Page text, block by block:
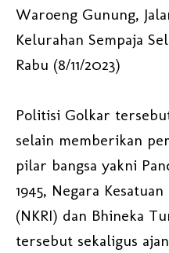
Waroeng Gunung,
Kelurahan Sempaja
Rabu (8/11/2023)
Politisi Golkar
selain memberikan
pilar bangsa yakni
1945, Negara
(NKRI) dan Bhineka
tersebut sekaligus